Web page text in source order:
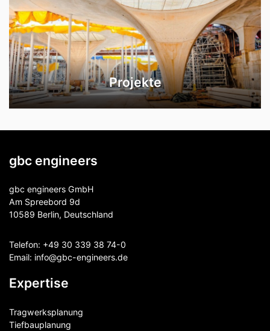
Projekte
gbc engineers
gbc engineers GmbH
Am Spreebord 9d
10589 Berlin, Deutschland
Telefon: +49 30 339 38 74-0
Email: info@gbc-engineers.de
Expertise
Tragwerksplanung
Tiefbauplanung